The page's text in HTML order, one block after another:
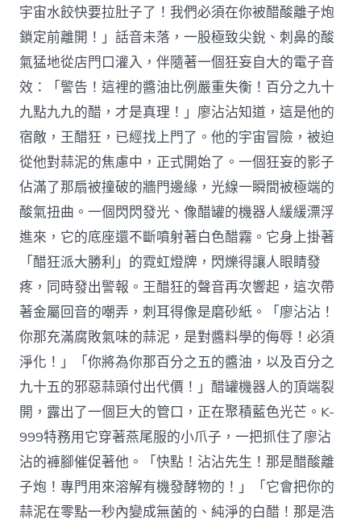
宇宙水餃快要拉肚子了！我們必須在你被醋酸離子炮
鎖定前離開！」話音未落，一股極致尖銳、刺鼻的酸
氣猛地從店門口灌入，伴隨著一個狂妄自大的電子音
效：「警告！這裡的醬油比例嚴重失衡！百分之九十
九點九九的醋，才是真理！」廖沾沾知道，這是他的
宿敵，王醋狂，已經找上門了。他的宇宙冒險，被迫
從他對蒜泥的焦慮中，正式開始了。一個狂妄的影子
佔滿了那扇被撞破的牆門邊緣，光線一瞬間被極端的
酸氣扭曲。一個閃閃發光、像醋罐的機器人緩緩漂浮
進來，它的底座還不斷噴射著白色醋霧。它身上掛著
「醋狂派大勝利」的霓虹燈牌，閃爍得讓人眼睛發
疼，同時發出警報。王醋狂的聲音再次響起，這次帶
著金屬回音的嘲弄，刺耳得像是磨砂紙。「廖沾沾！
你那充滿腐敗氣味的蒜泥，是對醬料學的侮辱！必須
淨化！」「你將為你那百分之五的醬油，以及百分之
九十五的邪惡蒜頭付出代價！」醋罐機器人的頂端裂
開，露出了一個巨大的管口，正在聚積藍色光芒。K-
999特務用它穿著燕尾服的小爪子，一把抓住了廖沾
沾的褲腳催促著他。「快點！沾沾先生！那是醋酸離
子炮！專門用來溶解有機發酵物的！」「它會把你的
蒜泥在零點一秒內變成無菌的、純淨的白醋！那是浩